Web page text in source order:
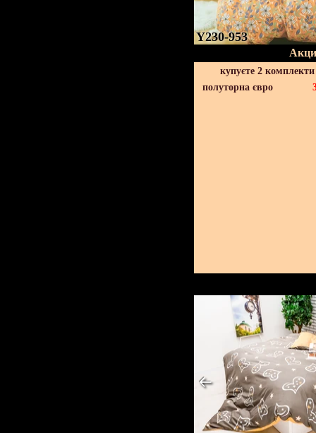
Y230-953
купуєте 2
полуторна євро